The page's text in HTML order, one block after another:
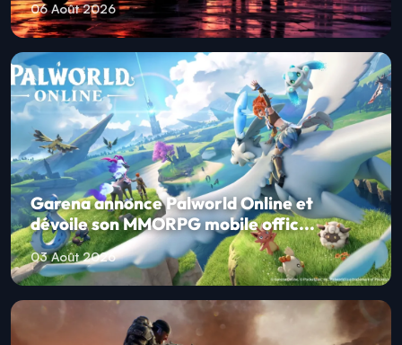
06 Août 2026
Garena annonce Palworld Online et
dévoile son MMORPG mobile offic...
03 Août 2026